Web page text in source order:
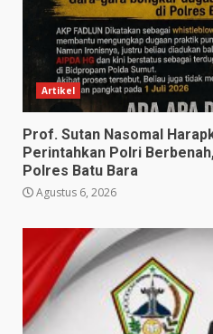
Artikel
Prof. Sutan Nasomal
Perintahkan Polri
Polres Batu Bara
Agustus 6, 2026